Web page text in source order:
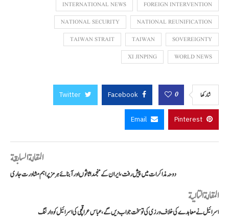
FOREIGN INTERVENTION
INTERNATIONAL NEWS
NATIONAL REUNIFICATION
NATIONAL SECURITY
SOVEREIGNTY
TAIWAN
TAIWAN STRAIT
WORLD NEWS
XI JINPING
شاركها 0
Facebook
Twitter
Pinterest
Email
المقالة السابقة
دوحہ مذاکرات میں پیش رفت، ایران کے منجمد اثاثوں اور آبنائے ہرمز پر اہم مشاورت جاری
المقالة التالية
اسرائیل نے معاہدے کی خلاف ورزی کی تو سخت جواب دیں گے، عباس عراقچی کی اسرائیل کو وارننگ